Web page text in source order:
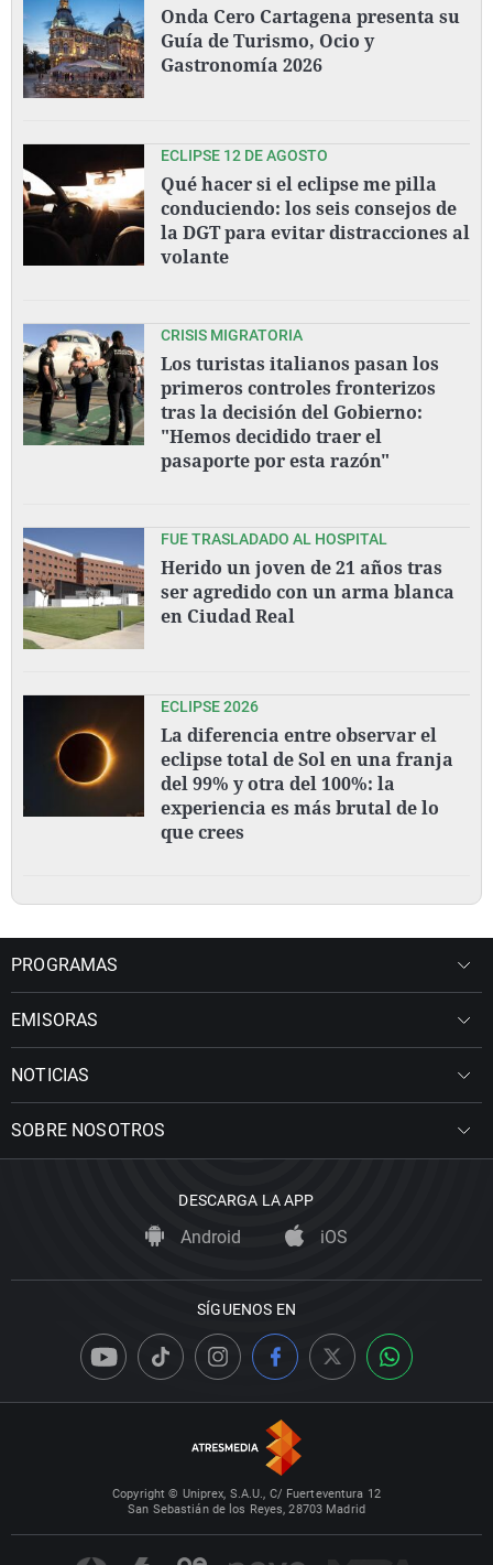
Onda Cero Cartagena presenta su
Guía de Turismo, Ocio y
Gastronomía 2026
ECLIPSE 12 DE AGOSTO
Qué hacer si el eclipse me pilla
conduciendo: los seis consejos de
la DGT para evitar distracciones al
volante
CRISIS MIGRATORIA
Los turistas italianos pasan los
primeros controles fronterizos
tras la decisión del Gobierno:
"Hemos decidido traer el
pasaporte por esta razón"
FUE TRASLADADO AL HOSPITAL
Herido un joven de 21 años tras
ser agredido con un arma blanca
en Ciudad Real
ECLIPSE 2026
La diferencia entre observar el
eclipse total de Sol en una franja
del 99% y otra del 100%: la
experiencia es más brutal de lo
que crees
PROGRAMAS
EMISORAS
NOTICIAS
SOBRE NOSOTROS
DESCARGA LA APP
Android iOS
SÍGUENOS EN
Copyright © Uniprex, S.A.U., C/ Fuerteventura 12
San Sebastián de los Reyes, 28703 Madrid